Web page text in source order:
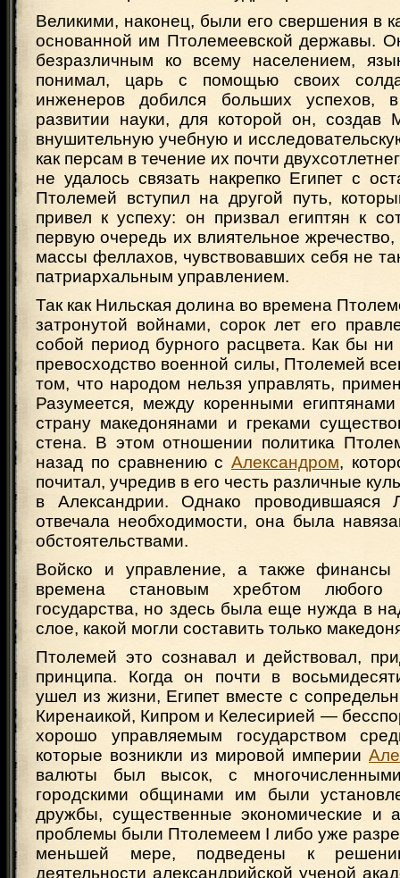
Великими, наконец, были его свершения в
основанной им Птолемеевской державы.
безразличным ко всему населением,
понимал, царь с помощью своих
инженеров добился больших успехов,
развитии науки, для которой он, создав
внушительную учебную и
как персам в течение их почти
не удалось связать накрепко Египет с
Птолемей вступил на другой путь,
привел к успеху: он призвал египтян к
первую очередь их влиятельное
массы феллахов, чувствовавших себя не
патриархальным управлением.
Так как Нильская долина во времена
затронутой войнами, сорок лет его
собой период бурного расцвета. Как бы
превосходство военной силы, Птолемей
том, что народом нельзя управлять,
Разумеется, между коренными
страну македонянами и греками
стена. В этом отношении политика
назад по сравнению с Александром,
почитал, учредив в его честь различные
в Александрии. Однако проводившаяся
отвечала необходимости, она была
обстоятельствами.
Войско и управление, а также финансы
времена становым хребтом любого
государства, но здесь была еще нужда в
слое, какой могли составить только
Птолемей это сознавал и действовал,
принципа. Когда он почти в
ушел из жизни, Египет вместе с
Киренаикой, Кипром и Келесирией —
хорошо управляемым государством
которые возникли из мировой империи
валюты был высок, с
городскими общинами им были
дружбы, существенные экономические и
проблемы были Птолемеем I либо уже
меньшей мере, подведены к
деятельности александрийской ученой